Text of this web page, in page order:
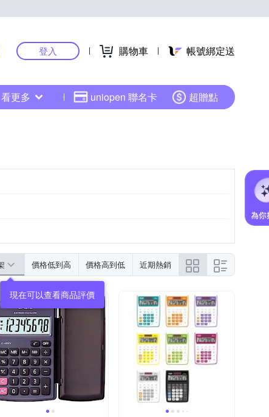
登入 購物車 帳號綁定送
看更多 uniopen 聯名卡 超贈點
價格低到高 價格高到低 近期熱銷